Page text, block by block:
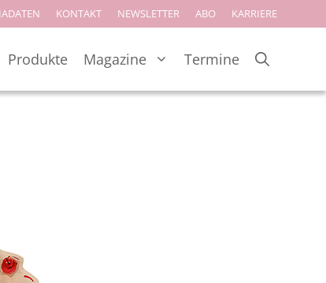
KONTAKT NEWSLETTER ABO KARRIERE
Produkte Magazine Termine